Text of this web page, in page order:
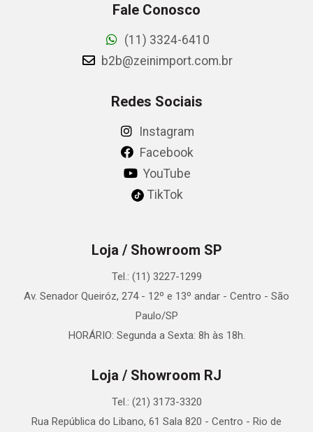
Fale Conosco
(11) 3324-6410
b2b@zeinimport.com.br
Redes Sociais
Instagram
Facebook
YouTube
TikTok
Loja / Showroom SP
Tel.: (11) 3227-1299
Av. Senador Queiróz, 274 - 12º e 13º andar - Centro - São
Paulo/SP
HORÁRIO: Segunda a Sexta: 8h às 18h.
Loja / Showroom RJ
Tel.: (21) 3173-3320
Rua República do Libano, 61 Sala 820 - Centro - Rio de